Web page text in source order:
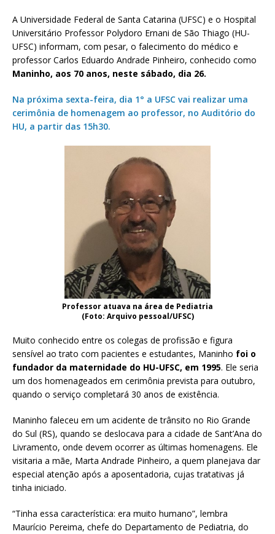
A Universidade Federal de Santa Catarina (UFSC) e o Hospital
Universitário Professor Polydoro Ernani de São Thiago (HU-
UFSC) informam, com pesar, o falecimento do médico e
professor Carlos Eduardo Andrade Pinheiro, conhecido como
Maninho, aos 70 anos, neste sábado, dia 26.
Na próxima sexta-feira, dia 1° a UFSC vai realizar uma
cerimônia de homenagem ao professor, no Auditório do
HU, a partir das 15h30.
Professor atuava na área de Pediatria
(Foto: Arquivo pessoal/UFSC)
Muito conhecido entre os colegas de profissão e figura
sensível ao trato com pacientes e estudantes, Maninho foi o
fundador da maternidade do HU-UFSC, em 1995. Ele seria
um dos homenageados em cerimônia prevista para outubro,
quando o serviço completará 30 anos de existência.
Maninho faleceu em um acidente de trânsito no Rio Grande
do Sul (RS), quando se deslocava para a cidade de Sant’Ana do
Livramento, onde devem ocorrer as últimas homenagens. Ele
visitaria a mãe, Marta Andrade Pinheiro, a quem planejava dar
especial atenção após a aposentadoria, cujas tratativas já
tinha iniciado.
“Tinha essa característica: era muito humano”, lembra
Maurício Pereima, chefe do Departamento de Pediatria, do